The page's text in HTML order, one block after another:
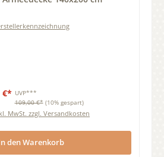
€* UVP***
109,00 €* (10% gespart)
MwSt. zzgl. Versandkosten
den Warenkorb